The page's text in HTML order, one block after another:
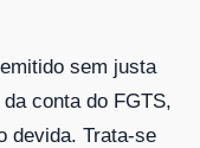
sem justa
conta do FGTS,
devida. Trata-se